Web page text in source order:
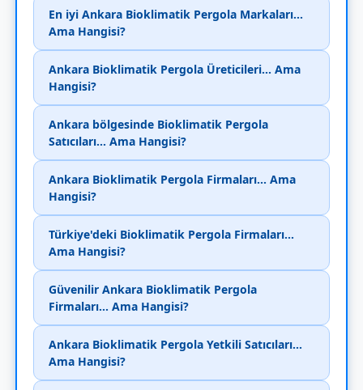
En iyi Ankara Bioklimatik Pergola Markaları...
Ama Hangisi?
Ankara Bioklimatik Pergola Üreticileri... Ama
Hangisi?
Ankara bölgesinde Bioklimatik Pergola
Satıcıları... Ama Hangisi?
Ankara Bioklimatik Pergola Firmaları... Ama
Hangisi?
Türkiye'deki Bioklimatik Pergola Firmaları...
Ama Hangisi?
Güvenilir Ankara Bioklimatik Pergola
Firmaları... Ama Hangisi?
Ankara Bioklimatik Pergola Yetkili Satıcıları...
Ama Hangisi?